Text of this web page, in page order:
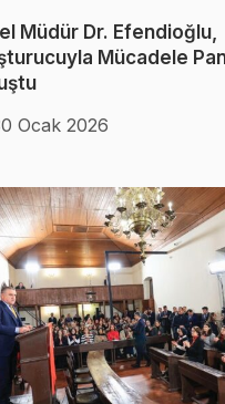
Müdür Dr. Efendioğlu,
Mücadele
Ocak 2026